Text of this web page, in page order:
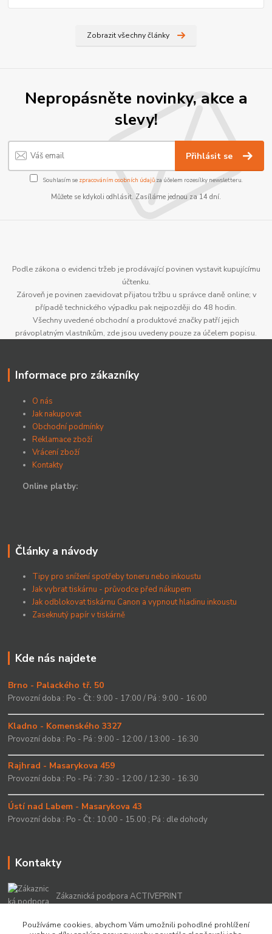
Zobrazit všechny články
Nepropásněte novinky, akce a
slevy!
Přihlásit se
Souhlasím se zpracováním osobních údajůza účelem rozesílky newsletteru.
Můžete se kdykoli odhlásit. Zasíláme jednou za 14 dní.
Podle zákona o evidenci tržeb je prodávající povinen vystavit kupujícímu
účtenku.
Zároveň je povinen zaevidovat přijatou tržbu u správce daně online; v
případě technického výpadku pak nejpozději do 48 hodin.
Všechny uvedené obchodní a produktové značky patří jejich
právoplatným vlastníkům, zde jsou uvedeny pouze za účelem popisu.
Informace pro zákazníky
O nás
Jak nakupovat
Obchodní podmínky
Reklamace zboží
Vrácení zboží
Kontakty
Online platby:
Články a návody
Tipy pro snížení spotřeby toneru nebo inkoustu
Jak vybrat tiskárnu - průvodce před nákupem
Jak odblokovat tiskárnu Canon a vypnout hladinu inkoustu
Zaseknutý papír v tiskárně
Kde nás najdete
Brno - Palackého tř. 50
Provozní doba : Po - Čt : 9:00 - 17:00 / Pá : 9:00 - 16:00
Kladno - Komenského 3327
Provozní doba : Po - Pá : 9:00 - 12:00 / 13:00 - 16:30
Rajhrad - Masarykova 459
Provozní doba : Po - Pá : 7:30 - 12:00 / 12:30 - 16:30
Ústí nad Labem - Masarykova 43
Provozní doba : Po - Čt : 10:00 - 15.00 ; Pá : dle dohody
Kontakty
Zákaznická podpora ACTIVEPRINT
+420 549 213 756
Používáme cookies, abychom Vám umožnili pohodlné prohlížení